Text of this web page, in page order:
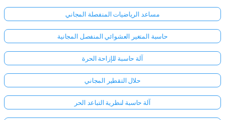
مساعد الرياضيات المنفصلة المجاني
حاسبة المتغير العشوائي المنفصل المجانية
آلة حاسبة للإزاحة الحرة
حلال التقطير المجاني
آلة حاسبة لنظرية التباعد الحر